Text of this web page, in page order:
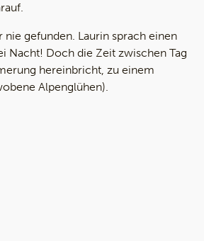
gefunden. Laurin sprach einen
Nacht! Doch die Zeit zwischen Tag
hereinbricht, zu einem
Alpenglühen).